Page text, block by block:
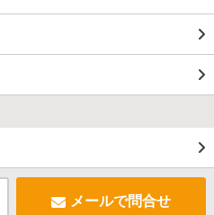
メールで問合せ